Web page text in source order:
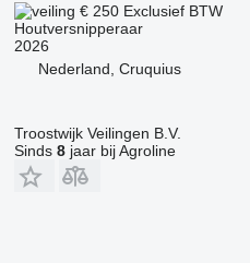
€ 250 Exclusief BTW
Houtversnipperaar
2026
Nederland, Cruquius
Troostwijk Veilingen B.V.
Sinds 8jaar bij Agroline